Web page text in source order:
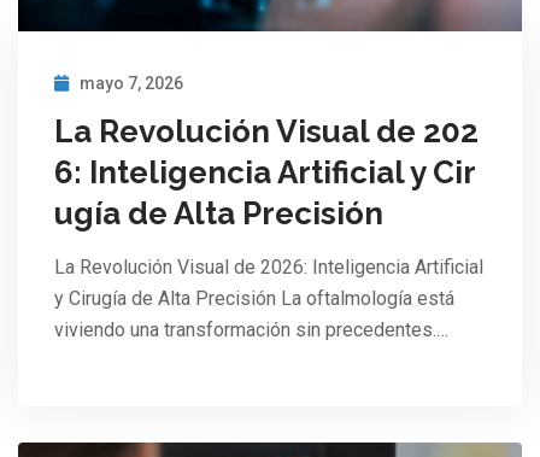
mayo 7, 2026
La Revolución Visual de 202
6: Inteligencia Artificial y Cir
ugía de Alta Precisión
La Revolución Visual de 2026: Inteligencia Artificial
y Cirugía de Alta Precisión La oftalmología está
viviendo una transformación sin precedentes.…